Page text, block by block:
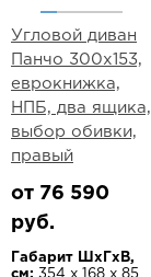
Угловой диван
Панчо 300х153,
еврокнижка,
НПБ, два ящика,
выбор обивки,
правый
от 76 590
руб.
Габарит ШхГхВ,
см: 354 х 168 х 85